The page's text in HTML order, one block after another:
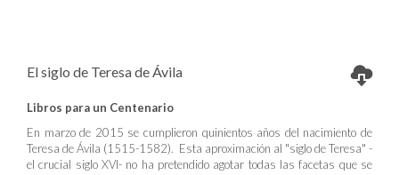
El siglo de Teresa de Ávila
Libros para un Centenario
En marzo de 2015 se cumplieron quinientos años del nacimiento de
Teresa de Ávila (1515-1582). Esta aproximación al "siglo de Teresa" -
el crucial siglo XVI- no ha pretendido agotar todas las facetas que se